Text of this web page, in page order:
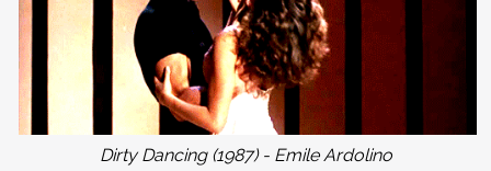
Dirty Dancing (1987) - Emile Ardolino